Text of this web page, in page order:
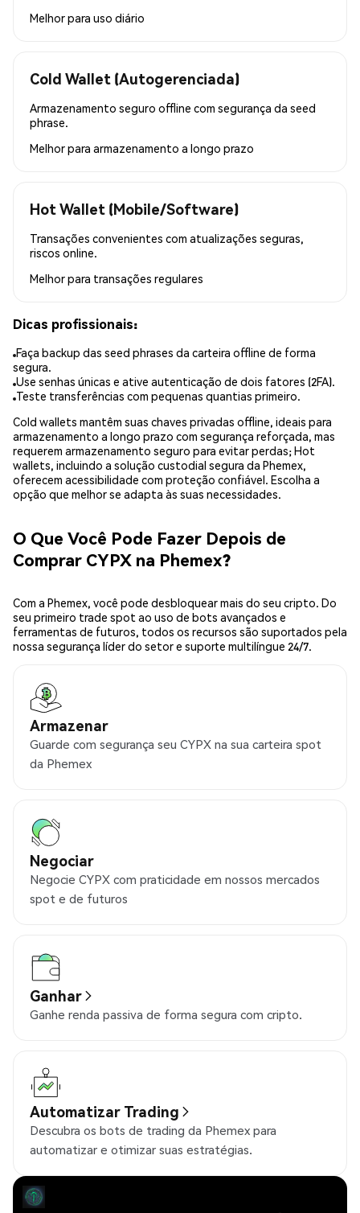
Melhor para uso diário
Cold Wallet (Autogerenciada)
Armazenamento seguro offline com segurança da seed
phrase.
Melhor para armazenamento a longo prazo
Hot Wallet (Mobile/Software)
Transações convenientes com atualizações seguras,
riscos online.
Melhor para transações regulares
Dicas profissionais:
Faça backup das seed phrases da carteira offline de forma
segura.
Use senhas únicas e ative autenticação de dois fatores (2FA).
Teste transferências com pequenas quantias primeiro.
Cold wallets mantêm suas chaves privadas offline, ideais para
armazenamento a longo prazo com segurança reforçada, mas
requerem armazenamento seguro para evitar perdas; Hot
wallets, incluindo a solução custodial segura da Phemex,
oferecem acessibilidade com proteção confiável. Escolha a
opção que melhor se adapta às suas necessidades.
O Que Você Pode Fazer Depois de
Comprar CYPX na Phemex?
Com a Phemex, você pode desbloquear mais do seu cripto. Do
seu primeiro trade spot ao uso de bots avançados e
ferramentas de futuros, todos os recursos são suportados pela
nossa segurança líder do setor e suporte multilíngue 24/7.
Armazenar
Guarde com segurança seu CYPX na sua carteira spot
da Phemex
Negociar
Negocie CYPX com praticidade em nossos mercados
spot e de futuros
Ganhar
Ganhe renda passiva de forma segura com cripto.
Automatizar Trading
Descubra os bots de trading da Phemex para
automatizar e otimizar suas estratégias.